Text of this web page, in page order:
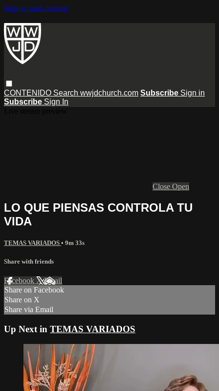
Skip to main content
CONTENIDO Search wwjdchurch.com Subscribe Sign in
Subscribe Sign In
Close Open
LO QUE PIENSAS CONTROLA TU
VIDA
TEMAS VARIADOS • 9m 33s
Share with friends
Facebook XEmail
Share on Facebook
Share on X
Share via Email
Up Next in TEMAS VARIADOS